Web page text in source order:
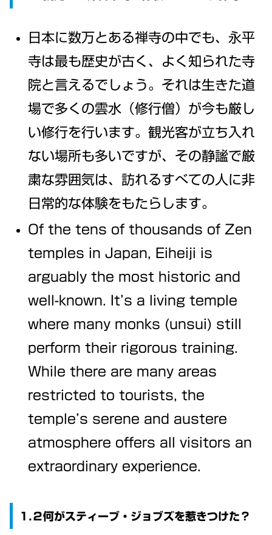
日本に数万とある禅寺の中でも、永平
寺は最も歴史が古く、よく知られた寺
院と言えるでしょう。それは生きた道
場で多くの雲水（修行僧）が今も厳し
い修行を行います。観光客が立ち入れ
ない場所も多いですが、その静謐で厳
粛な雰囲気は、訪れるすべての人に非
日常的な体験をもたらします。
Of the tens of thousands of Zen
temples in Japan, Eiheiji is
arguably the most historic and
well-known. It’s a living temple
where many monks (unsui) still
perform their rigorous training.
While there are many areas
restricted to tourists, the
temple’s serene and austere
atmosphere offers all visitors an
extraordinary experience.
1.２何がスティーブ・ジョブズを惹きつけた？